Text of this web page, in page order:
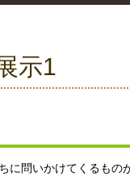
示1
に問いかけてくるもの